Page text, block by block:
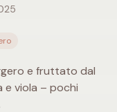
e fruttato dal
e viola – pochi